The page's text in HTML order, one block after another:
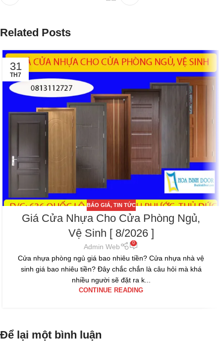
Related Posts
31
TH7
BÁO GIÁ, TIN TỨC
Giá Cửa Nhựa Cho Cửa Phòng Ngủ,
Vệ Sinh [ 8/2026 ]
Admin Web 0
Cửa nhựa phòng ngủ giá bao nhiêu tiền? Cửa nhựa nhà vệ
sinh giá bao nhiêu tiền? Đây chắc chắn là câu hỏi mà khá
nhiều người sẽ đặt ra k...
CONTINUE READING
Để lại một bình luận